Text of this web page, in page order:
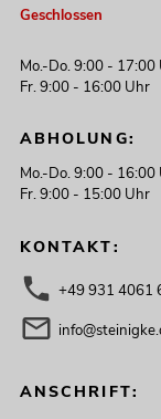
Geschlossen
Mo.-Do. 9:00 - 17:00
Fr. 9:00 - 16:00 Uhr
ABHOLUNG:
Mo.-Do. 9:00 - 16:00
Fr. 9:00 - 15:00 Uhr
KONTAKT:
+49 931 4061
ANSCHRIFT: